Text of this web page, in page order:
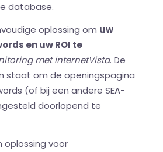
database.
oplossing om uw
en uw ROI te
met internetVista. De
staat om de openingspagina
(of bij een andere SEA-
doorlopend te
oplossing voor